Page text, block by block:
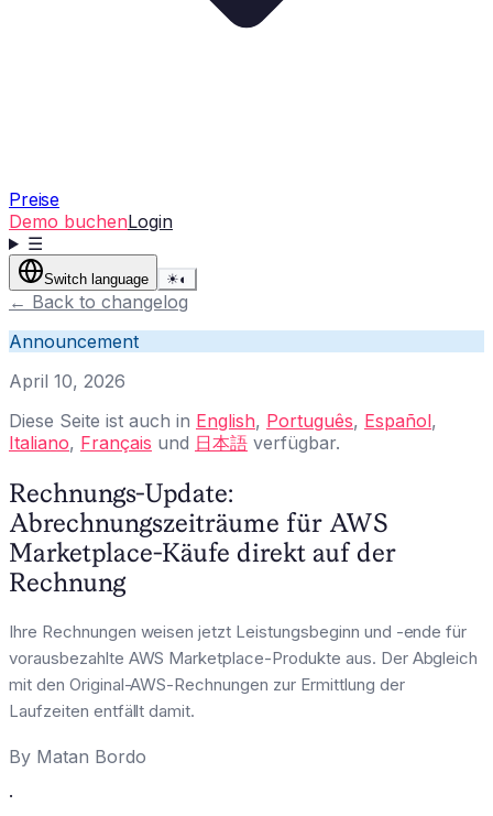
Preise
Demo buchenLogin
☰
Switch language ☀◐
← Back to changelog
Announcement
April 10, 2026
Diese Seite ist auch in English, Português, Español,
Italiano, Français und 日本語 verfügbar.
Rechnungs-Update:
Abrechnungszeiträume für AWS
Marketplace-Käufe direkt auf der
Rechnung
Ihre Rechnungen weisen jetzt Leistungsbeginn und -ende für
vorausbezahlte AWS Marketplace-Produkte aus. Der Abgleich
mit den Original-AWS-Rechnungen zur Ermittlung der
Laufzeiten entfällt damit.
By Matan Bordo
·